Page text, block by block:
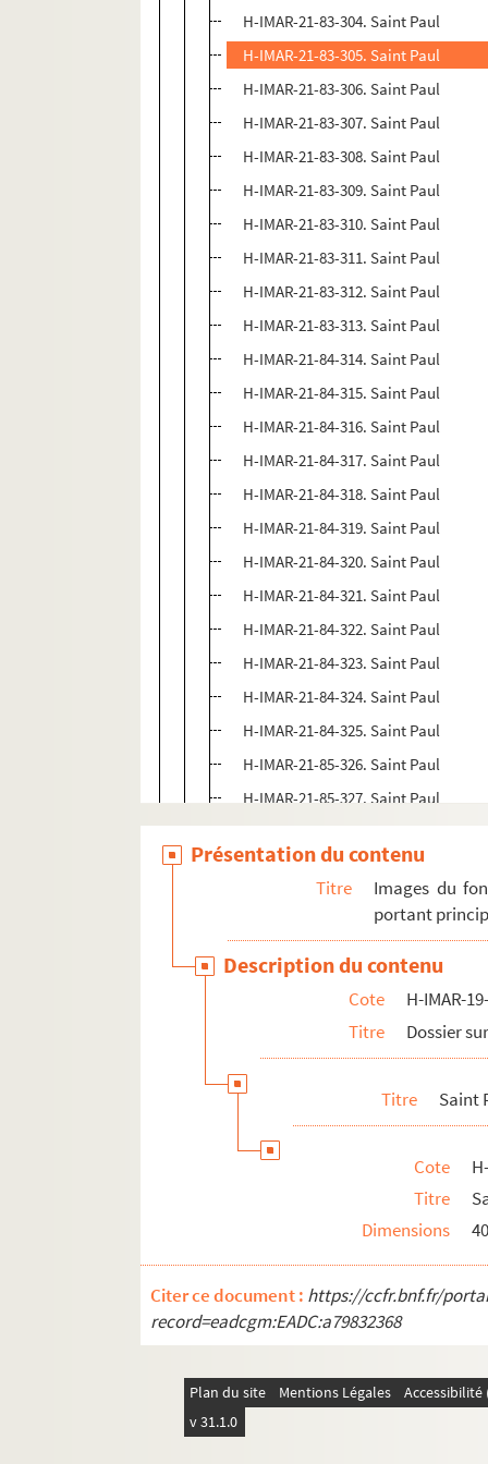
H-IMAR-21-83-304. Saint Paul
H-IMAR-21-83-305. Saint Paul
H-IMAR-21-83-306. Saint Paul
H-IMAR-21-83-307. Saint Paul
H-IMAR-21-83-308. Saint Paul
H-IMAR-21-83-309. Saint Paul
H-IMAR-21-83-310. Saint Paul
H-IMAR-21-83-311. Saint Paul
H-IMAR-21-83-312. Saint Paul
H-IMAR-21-83-313. Saint Paul
H-IMAR-21-84-314. Saint Paul
H-IMAR-21-84-315. Saint Paul
H-IMAR-21-84-316. Saint Paul
H-IMAR-21-84-317. Saint Paul
H-IMAR-21-84-318. Saint Paul
H-IMAR-21-84-319. Saint Paul
H-IMAR-21-84-320. Saint Paul
H-IMAR-21-84-321. Saint Paul
H-IMAR-21-84-322. Saint Paul
H-IMAR-21-84-323. Saint Paul
H-IMAR-21-84-324. Saint Paul
H-IMAR-21-84-325. Saint Paul
H-IMAR-21-85-326. Saint Paul
H-IMAR-21-85-327. Saint Paul
H-IMAR-21-85-328. Saint Paul
H-IMAR-21-85-329. Saint Paul
H-IMAR-21-85-330. Saint Paul
H-IMAR-21-85-332. Saint Paul
H-IMAR-21-85-333. Saint Paul
H-IMAR-21-85-334. Saint Paul
H-IMAR-21-85-336. Saint Paul
H-IMAR-21-86-337. Saint Paulus
H-IMAR-21-87-338. Saint Paul
H-IMAR-21-87-339. Saint Paul
H-IMAR-21-87-340. Saint Paul
H-IMAR-21-87-341. Saint Paul
H-IMAR-21-87-342. Saint Paul
H-IMAR-21-87-343. Saint Paul
H-IMAR-21-88-345. Saint Paul
H-IMAR-21-89-346. La vie de saint
Présentation du contenu
Titre
Images du
portant
Description du contenu
Cote
H-IMAR-
Titre
Dossier
Titre Saint
Cote
Titre
Dimensions
Citer ce document : https://ccfr.bnf.fr/
record=eadcgm:EADC:a79832368
Plan du site Mentions Légales
v 31.1.0